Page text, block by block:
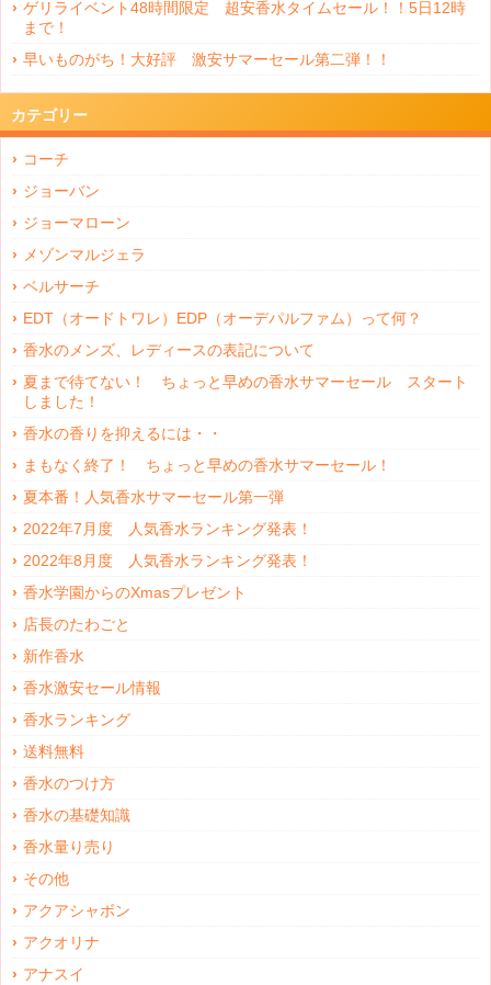
ゲリライベント48時間限定 超安香水タイムセール！！5日12時
まで！
早いものがち！大好評 激安サマーセール第二弾！！
カテゴリー
コーチ
ジョーバン
ジョーマローン
メゾンマルジェラ
ベルサーチ
EDT（オードトワレ）EDP（オーデパルファム）って何？
香水のメンズ、レディースの表記について
夏まで待てない！ ちょっと早めの香水サマーセール スタート
しました！
香水の香りを抑えるには・・
まもなく終了！ ちょっと早めの香水サマーセール！
夏本番！人気香水サマーセール第一弾
2022年7月度 人気香水ランキング発表！
2022年8月度 人気香水ランキング発表！
香水学園からのXmasプレゼント
店長のたわごと
新作香水
香水激安セール情報
香水ランキング
送料無料
香水のつけ方
香水の基礎知識
香水量り売り
その他
アクアシャボン
アクオリナ
アナスイ